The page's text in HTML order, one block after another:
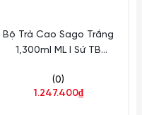
Bộ Trà Cao Sago Trắng
1,300ml ML I Sứ TB
(0)
1.247.400₫